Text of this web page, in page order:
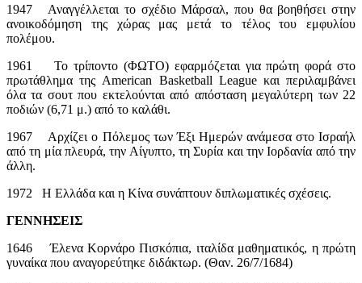
1947 Αναγγέλλεται το σχέδιο Μάρσαλ, που θα βοηθήσει στην
ανοικοδόμηση της χώρας μας μετά το τέλος του εμφυλίου
πολέμου.
1961 Το τρίποντο (ΦΩΤΟ) εφαρμόζεται για πρώτη φορά στο
πρωτάθλημα της American Basketball League και περιλαμβάνει
όλα τα σουτ που εκτελούνται από απόσταση μεγαλύτερη των 22
ποδιών (6,71 μ.) από το καλάθι.
1967 Αρχίζει ο Πόλεμος των Έξι Ημερών ανάμεσα στο Ισραήλ
από τη μία πλευρά, την Αίγυπτο, τη Συρία και την Ιορδανία από την
άλλη.
1972 H Ελλάδα και η Κίνα συνάπτουν διπλωματικές σχέσεις.
ΓΕΝΝΗΣΕΙΣ
1646 Έλενα Κορνάρο Πισκόπια, ιταλίδα μαθηματικός, η πρώτη
γυναίκα που αναγορεύτηκε διδάκτωρ. (Θαν. 26/7/1684)